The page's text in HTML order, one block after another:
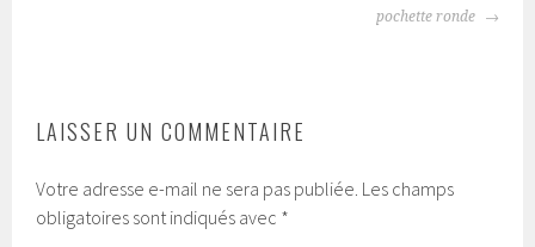
pochette ronde
LAISSER UN COMMENTAIRE
Votre adresse e-mail ne sera pas publiée. Les champs
obligatoires sont indiqués avec *